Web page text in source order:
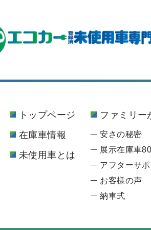
トップページ
在庫車情報
未使用車とは
ファミリー
安さの秘密
展示在庫車
アフターサ
お客様の声
納車式